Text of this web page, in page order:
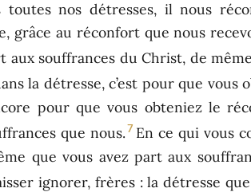
toutes nos détresses, il nous
grâce au réconfort que nous
souffrances du Christ, de
la détresse, c’est pour que
pour que vous obteniez le
que nous. 7 En ce qui vous
que vous avez part aux
ignorer, frères : la détresse